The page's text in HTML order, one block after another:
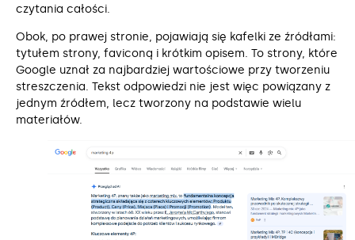
czytania całości.
Obok, po prawej stronie, pojawiają się kafelki ze źródłami:
tytułem strony, faviconą i krótkim opisem. To strony, które
Google uznał za najbardziej wartościowe przy tworzeniu
streszczenia. Tekst odpowiedzi nie jest więc powiązany z
jednym źródłem, lecz tworzony na podstawie wielu
materiałów.